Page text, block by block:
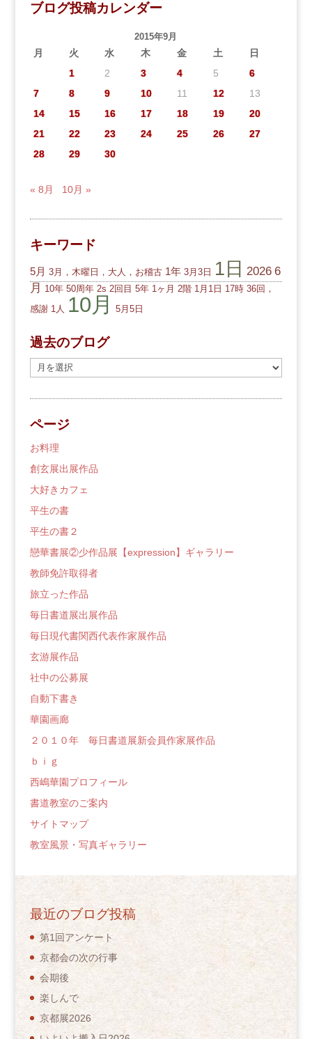
ブログ投稿カレンダー
2015年9月
月 火 水 木 金 土
日
1
2 3 4 5
6
7
8 9 10 11 12
13
14
15 16 17 18 19
20
21
22 23 24 25 26
27
28
29 30
« 8月 10月 »
キーワード
5月 3月，木曜日，大人，お稽古 1年 3月3日 1日 2026 6
月
10年 50周年 2s 2回目 5年 1ヶ月 2階 1月1日 17時 36回，
感謝 1人 10月 5月5日
過去のブログ
去
の
ロ
グ
ページ
お料理
創玄展出展作品
大好きカフェ
平生の書
平生の書２
戀華書展②少作品展【expression】ギャラリー
教師免許取得者
旅立った作品
毎日書道展出展作品
毎日現代書関西代表作家展作品
玄游展作品
社中の公募展
自動下書き
華園画廊
２０１０年 毎日書道展新会員作家展作品
ｂｉｇ
西嶋華園プロフィール
書道教室のご案内
サイトマップ
教室風景・写真ギャラリー
最近のブログ投稿
第1回アンケート
京都会の次の行事
会期後
楽しんで
京都展2026